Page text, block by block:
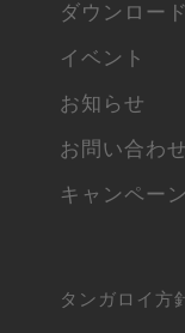
ダウンロード
イベント
お知らせ
お問い合わせ
キャンペーン
タンガロイ方